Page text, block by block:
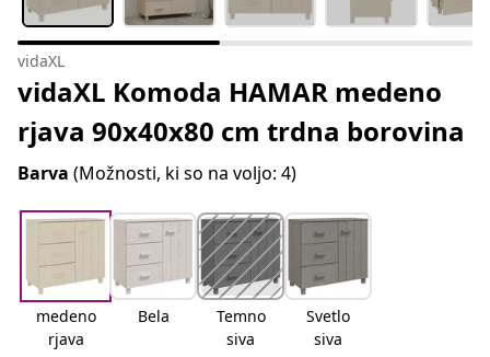
vidaXL
vidaXL Komoda HAMAR medeno
rjava 90x40x80 cm trdna borovina
Barva (Možnosti, ki so na voljo: 4)
medeno
rjava
Bela
Temno
siva
Svetlo
siva